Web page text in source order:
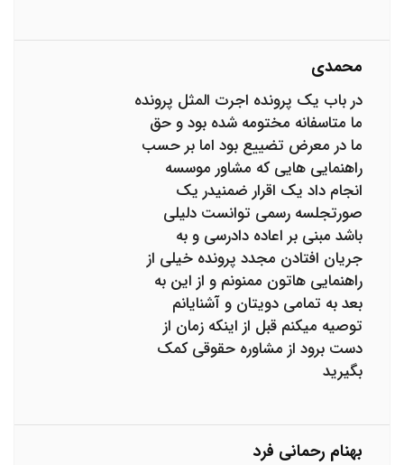
محمدی
در باب یک پرونده اجرت المثل پرونده
ما متاسفانه مختومه شده بود و حق
ما در معرض تضییع بود اما بر حسب
راهنمایی هایی که مشاور موسسه
انجام داد یک اقرار ضمنیدر یک
صورتجلسه رسمی توانست دلیلی
باشد مبنی بر اعاده دادرسی و به
جریان افتادن مجدد پرونده خیلی از
راهنمایی هاتون ممنونم و از این به
بعد به تمامی دویتان و آشنایانم
توصیه میکنم قبل از اینکه زمان از
دست برود از مشاوره حقوقی کمک
بگیرید
بهنام رحمانی فرد